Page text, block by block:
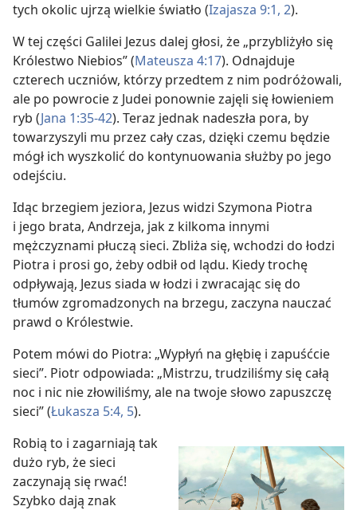
tych okolic ujrzą wielkie światło (Izajasza 9:1, 2).
W tej części Galilei Jezus dalej głosi, że „przybliżyło się
Królestwo Niebios” (Mateusza 4:17). Odnajduje
czterech uczniów, którzy przedtem z nim podróżowali,
ale po powrocie z Judei ponownie zajęli się łowieniem
ryb (Jana 1:35-42). Teraz jednak nadeszła pora, by
towarzyszyli mu przez cały czas, dzięki czemu będzie
mógł ich wyszkolić do kontynuowania służby po jego
odejściu.
Idąc brzegiem jeziora, Jezus widzi Szymona Piotra
i jego brata, Andrzeja, jak z kilkoma innymi
mężczyznami płuczą sieci. Zbliża się, wchodzi do łodzi
Piotra i prosi go, żeby odbił od lądu. Kiedy trochę
odpływają, Jezus siada w łodzi i zwracając się do
tłumów zgromadzonych na brzegu, zaczyna nauczać
prawd o Królestwie.
Potem mówi do Piotra: „Wypłyń na głębię i zapuśćcie
sieci”. Piotr odpowiada: „Mistrzu, trudziliśmy się całą
noc i nic nie złowiliśmy, ale na twoje słowo zapuszczę
sieci” (Łukasza 5:4, 5).
Robią to i zagarniają tak
dużo ryb, że sieci
zaczynają się rwać!
Szybko dają znak